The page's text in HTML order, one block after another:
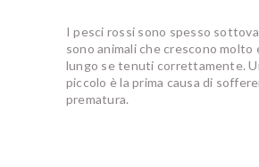
I pesci rossi sono spesso
sono animali che crescono molto
lungo se tenuti correttamente.
piccolo è la prima causa di
prematura.